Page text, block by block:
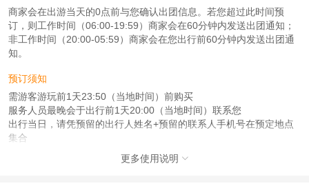
商家会在出游当天的0点前与您确认出团信息。若您超过此时间预
订，则工作时间（06:00-19:59）商家会在60分钟内发送出团通知；
非工作时间（20:00-05:59）商家会在您出行前60分钟内发送出团通
知。
预订须知
需游客游玩前1天23:50（当地时间）前购买
服务人员最晚会于出行前1天20:00（当地时间）联系您
出行当日，请凭预留的出行人姓名+预留的联系人手机号在预定地点
集合
更多使用说明 